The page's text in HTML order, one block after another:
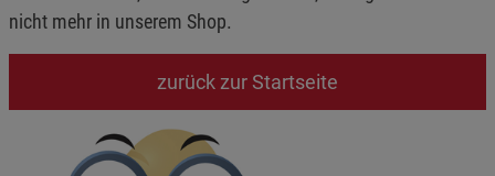
nicht mehr in unserem Shop.
zurück zur Startseite